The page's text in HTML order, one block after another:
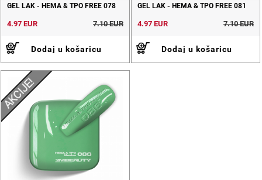
GEL LAK - HEMA & TPO FREE 078
4.97 EUR 7.10 EUR
Dodaj u košaricu
GEL LAK - HEMA & TPO FREE 081
4.97 EUR 7.10 EUR
Dodaj u košaricu
AKCIJE!